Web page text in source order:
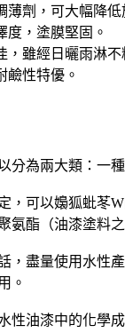
薄劑，可大幅降低
度，塗膜堅固。
，雖經日曬雨淋不
鹼性特優。
分為兩大類：一
，可以嬝狐蚍苳
氨酯（油漆塗料
，盡量使用水性
。
性油漆中的化學